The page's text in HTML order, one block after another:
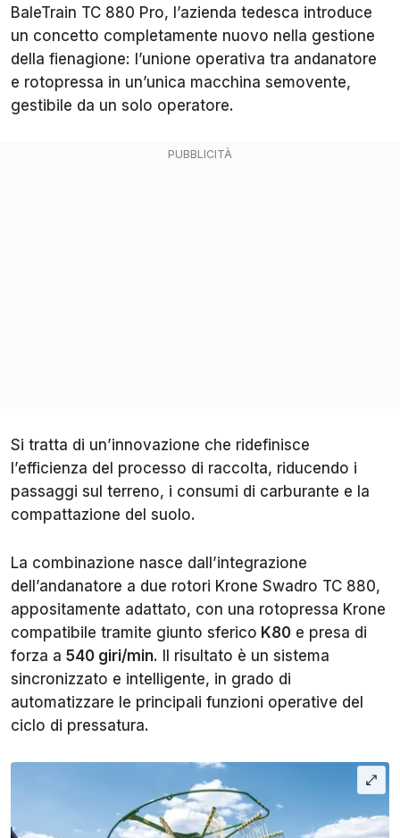
BaleTrain TC 880 Pro, l’azienda tedesca introduce
un concetto completamente nuovo nella gestione
della fienagione: l’unione operativa tra andanatore
e rotopressa in un’unica macchina semovente,
gestibile da un solo operatore.
Si tratta di un’innovazione che ridefinisce
l’efficienza del processo di raccolta, riducendo i
passaggi sul terreno, i consumi di carburante e la
compattazione del suolo.
La combinazione nasce dall’integrazione
dell’andanatore a due rotori Krone Swadro TC 880,
appositamente adattato, con una rotopressa Krone
compatibile tramite giunto sferico K80 e presa di
forza a 540 giri/min. Il risultato è un sistema
sincronizzato e intelligente, in grado di
automatizzare le principali funzioni operative del
ciclo di pressatura.